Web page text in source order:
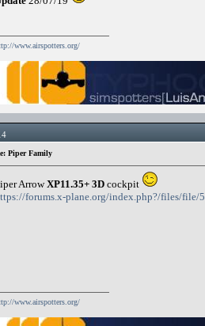
www.airspotters.org/
Piper Family
ArrowXP11.35+ 3D cockpit
forums.x-plane.org/index.php?/files/file/
www.airspotters.org/